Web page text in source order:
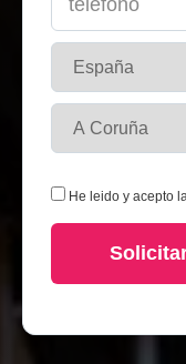
He leido y acepto